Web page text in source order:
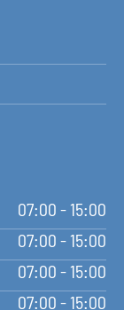
07:00 - 15:00
07:00 - 15:00
07:00 - 15:00
07:00 - 15:00